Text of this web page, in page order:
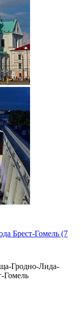
Брест-Гомель (7
Гродно-Лида-
Гомель